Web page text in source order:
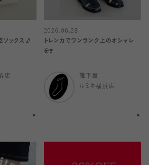
ソックス🧦
店
2026.06.28
トレンカでワンランク上のオシャレ
を❣️
靴下屋
ルミネ横浜店